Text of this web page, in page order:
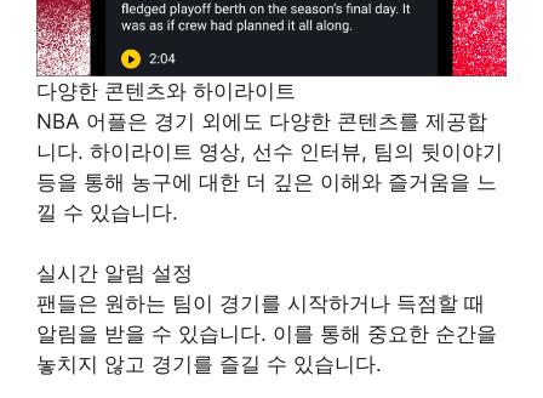
다양한 콘텐츠와 하이라이트
NBA 어플은 경기 외에도 다양한 콘텐츠를 제공합
니다. 하이라이트 영상, 선수 인터뷰, 팀의 뒷이야기
등을 통해 농구에 대한 더 깊은 이해와 즐거움을 느
낄 수 있습니다.
실시간 알림 설정
팬들은 원하는 팀이 경기를 시작하거나 득점할 때
알림을 받을 수 있습니다. 이를 통해 중요한 순간을
놓치지 않고 경기를 즐길 수 있습니다.